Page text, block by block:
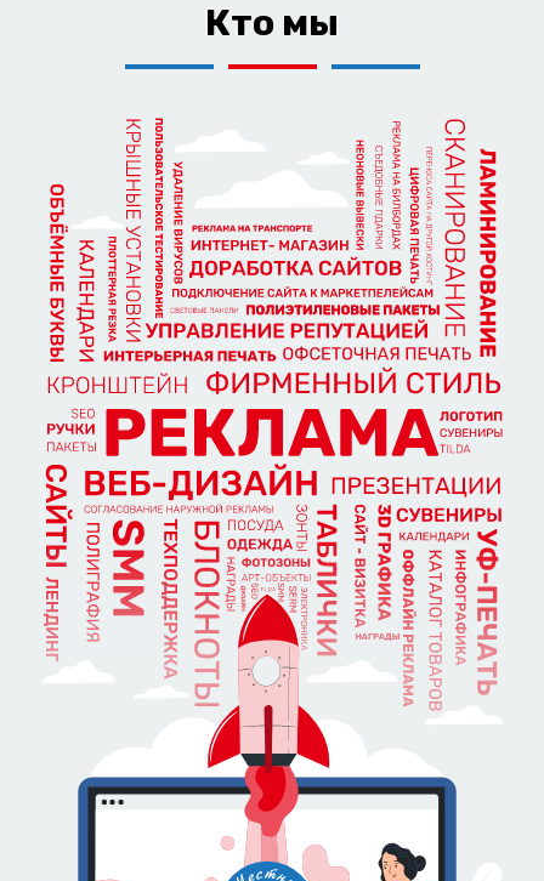
Кто мы